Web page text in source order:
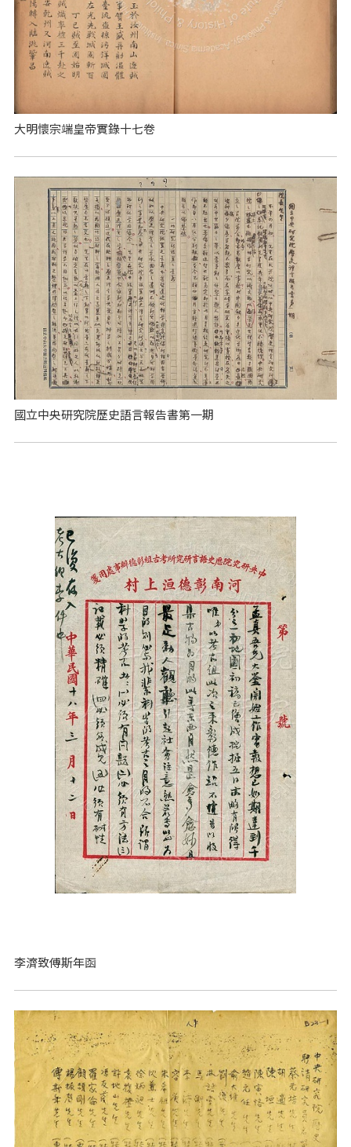
大明懷宗端皇帝實錄十七卷
國立中央研究院歷史語言報告書第一期
李濟致傅斯年函